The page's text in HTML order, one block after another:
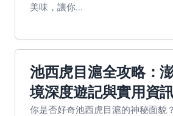
美味，讓你...
池西虎目滬全攻略：
境深度遊記與實用資
你是否好奇池西虎目滬的神秘面貌